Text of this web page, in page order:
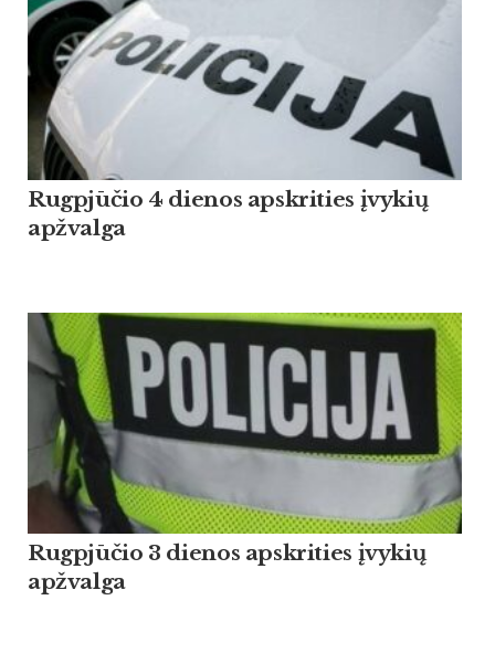
Rugpjūčio 4 dienos apskrities įvykių
apžvalga
Rugpjūčio 3 dienos apskrities įvykių
apžvalga